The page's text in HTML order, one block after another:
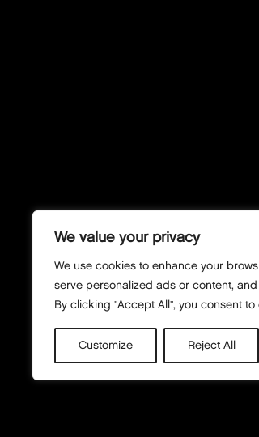
We value your privacy
We use cookies to enhance your
serve personalized ads or content,
By clicking "Accept All", you consent
Customize Reject All